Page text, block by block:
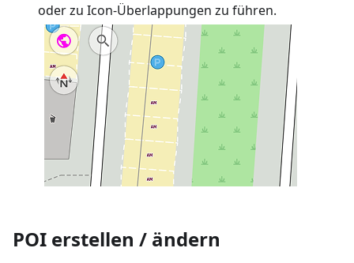
oder zu Icon-Überlappungen zu führen.
POI erstellen / ändern